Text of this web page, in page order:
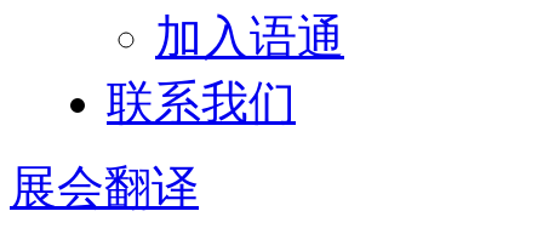
加入语通
联系我们
展会翻译